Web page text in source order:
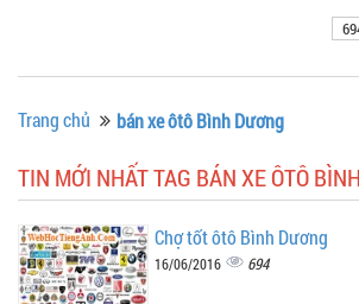
Trang chủ bán xe ôtô Bình Dương
TIN MỚI NHẤT TAG BÁN XE ÔTÔ
Chợ tốt ôtô Bình Dương
16/06/2016 694